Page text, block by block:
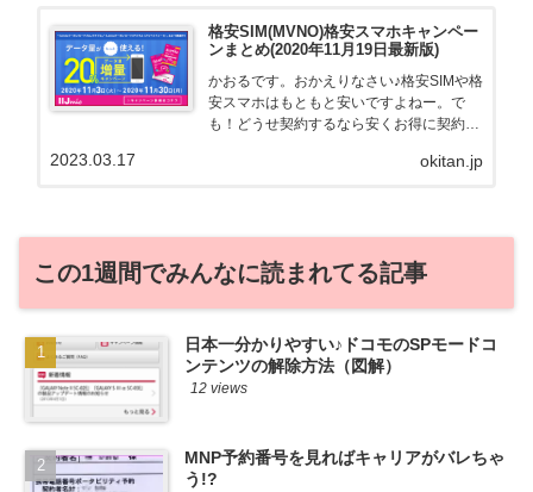
格安SIM(MVNO)格安スマホキャンペー
ンまとめ(2020年11月19日最新版)
かおるです。おかえりなさい♪格安SIMや格
安スマホはもともと安いですよねー。で
も！どうせ契約するなら安くお得に契約し
る自身も、そういう案件を常に狙ってます
okitan.jp
2023.03.17
この1週間でみんなに読まれてる記事
日本一分かりやすい♪ドコモのSPモードコ
ンテンツの解除方法（図解）
12 views
MNP予約番号を見ればキャリアがバレちゃ
う!?